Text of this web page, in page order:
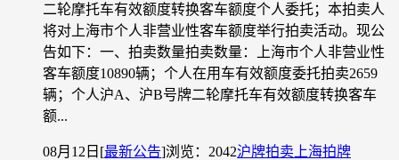
二轮摩托车有效额度转换客车额度个人委托；本拍卖人
将对上海市个人非营业性客车额度举行拍卖活动。现公
告如下：一、拍卖数量拍卖数量：上海市个人非营业性
客车额度10890辆；个人在用车有效额度委托拍卖2659
辆；个人沪A、沪B号牌二轮摩托车有效额度转换客车
额...
08月12日 [最新公告]浏览：2042沪牌拍卖 上海拍牌